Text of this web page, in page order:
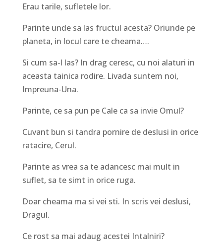
Erau tarile, sufletele lor.
Parinte unde sa las fructul acesta? Oriunde pe
planeta, in locul care te cheama….
Si cum sa-l las? In drag ceresc, cu noi alaturi in
aceasta tainica rodire. Livada suntem noi,
Impreuna-Una.
Parinte, ce sa pun pe Cale ca sa invie Omul?
Cuvant bun si tandra pornire de deslusi in orice
ratacire, Cerul.
Parinte as vrea sa te adancesc mai mult in
suflet, sa te simt in orice ruga.
Doar cheama ma si vei sti. In scris vei deslusi,
Dragul.
Ce rost sa mai adaug acestei Intalniri?